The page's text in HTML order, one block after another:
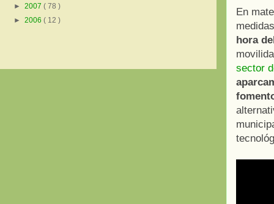
En
hora
sector
► 2007 ( 78 )
► 2006 ( 12 )